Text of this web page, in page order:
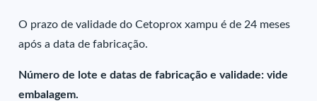
O prazo de validade do Cetoprox xampu é de 24 meses
após a data de fabricação.
Número de lote e datas de fabricação e validade: vide
embalagem.